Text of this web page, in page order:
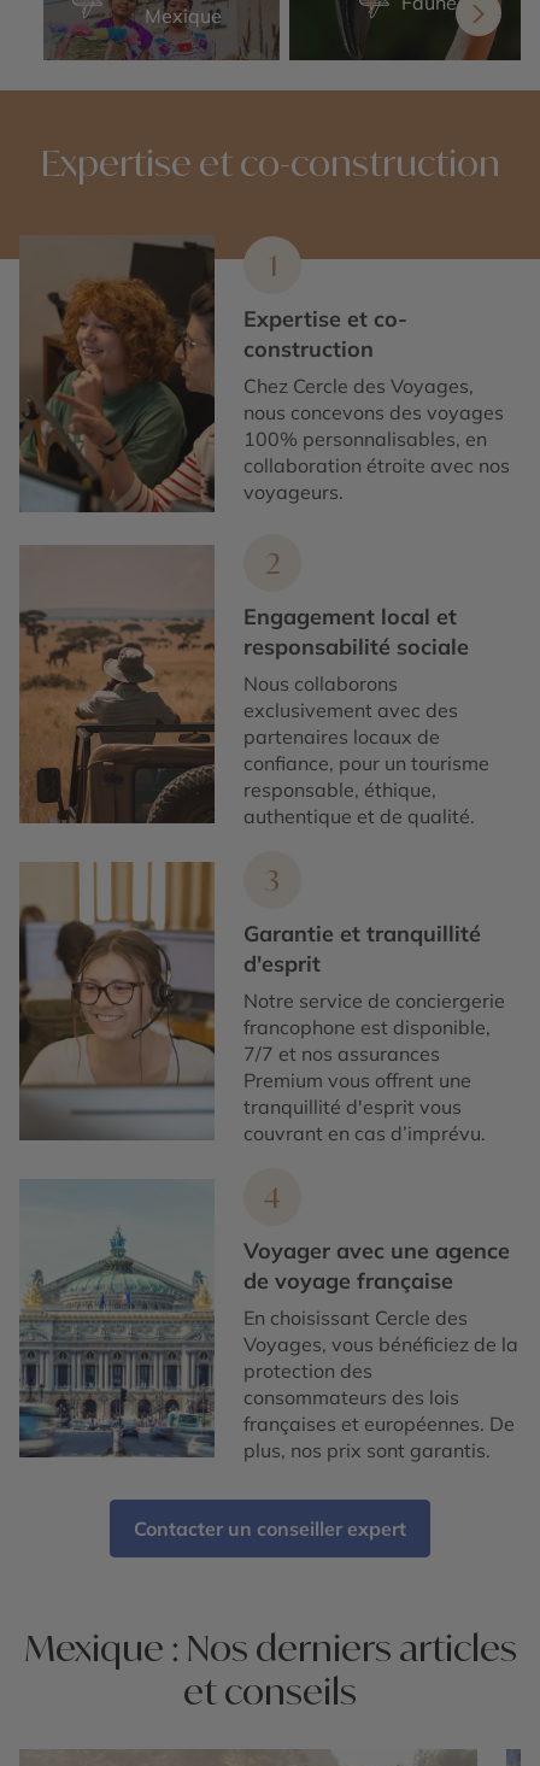
Mexique
Expertise et co-construction
1
Expertise et co-
construction
Chez Cercle des Voyages,
nous concevons des voyages
100% personnalisables, en
collaboration étroite avec nos
voyageurs.
2
Engagement local et
responsabilité sociale
Nous collaborons
exclusivement avec des
partenaires locaux de
confiance, pour un tourisme
responsable, éthique,
authentique et de qualité.
3
Garantie et tranquillité
d'esprit
Notre service de conciergerie
francophone est disponible,
7/7 et nos assurances
Premium vous offrent une
tranquillité d'esprit vous
couvrant en cas d’imprévu.
4
Voyager avec une agence
de voyage française
En choisissant Cercle des
Voyages, vous bénéficiez de la
protection des
consommateurs des lois
françaises et européennes. De
plus, nos prix sont garantis.
Contacter un conseiller expert
Mexique : Nos derniers articles
et conseils